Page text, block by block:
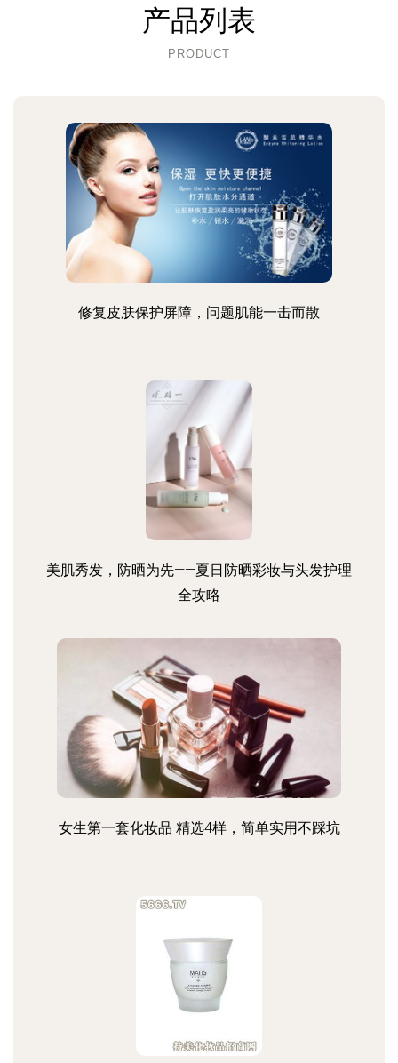
产品列表
PRODUCT
修复皮肤保护屏障，问题肌能一击而散
美肌秀发，防晒为先——夏日防晒彩妆与头发护理
全攻略
女生第一套化妆品 精选4样，简单实用不踩坑